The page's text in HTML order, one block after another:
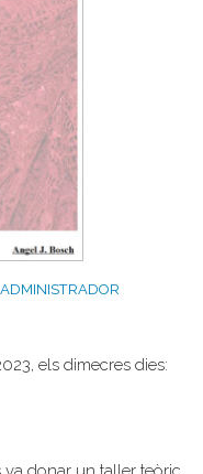
ADMINISTRADOR
els dimecres dies: